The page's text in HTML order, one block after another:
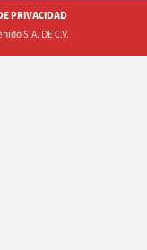
PRIVACIDAD
S.A. DE C.V.